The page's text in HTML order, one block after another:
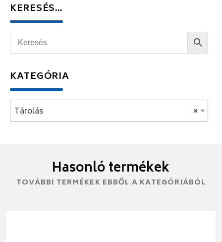
KERESÉS…
KATEGÓRIA
×
Tárolás
Hasonló termékek
TOVÁBBI TERMÉKEK EBBŐL A KATEGÓRIÁBÓL